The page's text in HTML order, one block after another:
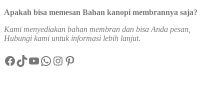
Apakah bisa memesan Bahan kanopi membrannya saja?
Kami menyediakan bahan membran dan bisa Anda pesan,
Hubungi kami untuk informasi lebih lanjut.
Facebook
TikTok
YouTube
WhatsApp
Instagram
Pinterest